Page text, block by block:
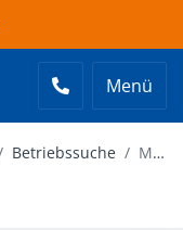
Menü
Betriebssuche Mitgliedsdaten